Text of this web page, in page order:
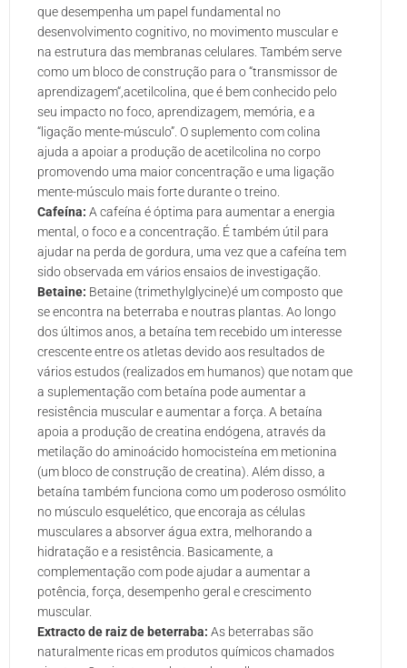
que desempenha um papel fundamental no
desenvolvimento cognitivo, no movimento muscular e
na estrutura das membranas celulares. Também serve
como um bloco de construção para o “transmissor de
aprendizagem“,acetilcolina, que é bem conhecido pelo
seu impacto no foco, aprendizagem, memória, e a
“ligação mente-músculo”. O suplemento com colina
ajuda a apoiar a produção de acetilcolina no corpo
promovendo uma maior concentração e uma ligação
mente-músculo mais forte durante o treino.
Cafeína: A cafeína é óptima para aumentar a energia
mental, o foco e a concentração. É também útil para
ajudar na perda de gordura, uma vez que a cafeína tem
sido observada em vários ensaios de investigação.
Betaine: Betaine (trimethylglycine)é um composto que
se encontra na beterraba e noutras plantas. Ao longo
dos últimos anos, a betaína tem recebido um interesse
crescente entre os atletas devido aos resultados de
vários estudos (realizados em humanos) que notam que
a suplementação com betaína pode aumentar a
resistência muscular e aumentar a força. A betaína
apoia a produção de creatina endógena, através da
metilação do aminoácido homocisteína em metionina
(um bloco de construção de creatina). Além disso, a
betaína também funciona como um poderoso osmólito
no músculo esquelético, que encoraja as células
musculares a absorver água extra, melhorando a
hidratação e a resistência. Basicamente, a
complementação com pode ajudar a aumentar a
potência, força, desempenho geral e crescimento
muscular.
Extracto de raiz de beterraba: As beterrabas são
naturalmente ricas em produtos químicos chamados